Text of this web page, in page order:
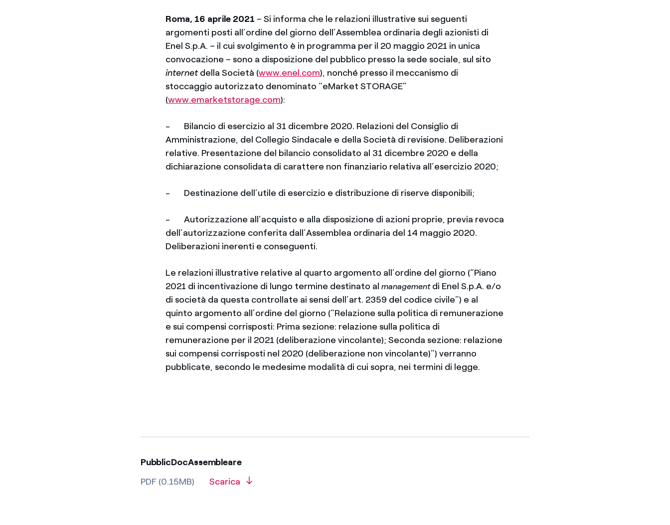
Roma, 16 aprile 2021 – Si informa che le relazioni illustrative sui seguenti
argomenti posti all’ordine del giorno dell’Assemblea ordinaria degli azionisti di
Enel S.p.A. – il cui svolgimento è in programma per il 20 maggio 2021 in unica
convocazione – sono a disposizione del pubblico presso la sede sociale, sul sito
internetdella Società (www.enel.com), nonché presso il meccanismo di
stoccaggio autorizzato denominato “eMarket STORAGE”
(www.emarketstorage.com):
- Bilancio di esercizio al 31 dicembre 2020. Relazioni del Consiglio di
Amministrazione, del Collegio Sindacale e della Società di revisione. Deliberazioni
relative. Presentazione del bilancio consolidato al 31 dicembre 2020 e della
dichiarazione consolidata di carattere non finanziario relativa all’esercizio 2020;
- Destinazione dell’utile di esercizio e distribuzione di riserve disponibili;
- Autorizzazione all’acquisto e alla disposizione di azioni proprie, previa revoca
dell’autorizzazione conferita dall’Assemblea ordinaria del 14 maggio 2020.
Deliberazioni inerenti e conseguenti.
Le relazioni illustrative relative al quarto argomento all’ordine del giorno (“Piano
2021 di incentivazione di lungo termine destinato almanagementdi Enel S.p.A. e/o
di società da questa controllate ai sensi dell’art. 2359 del codice civile”) e al
quinto argomento all’ordine del giorno (“Relazione sulla politica di remunerazione
e sui compensi corrisposti: Prima sezione: relazione sulla politica di
remunerazione per il 2021 (deliberazione vincolante); Seconda sezione: relazione
sui compensi corrisposti nel 2020 (deliberazione non vincolante)”) verranno
pubblicate, secondo le medesime modalità di cui sopra, nei termini di legge.
PubblicDocAssembleare
PDF (0.15MB)
Scarica